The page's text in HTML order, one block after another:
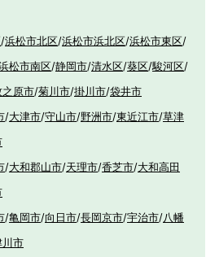
/浜松市北区/浜松市浜北区/浜松市東区/
松市南区/静岡市/清水区/葵区/駿河区/
之原市/菊川市/掛川市/袋井市
/大津市/守山市/野洲市/東近江市/草津
/大和郡山市/天理市/香芝市/大和高田
/亀岡市/向日市/長岡京市/宇治市/八幡
川市